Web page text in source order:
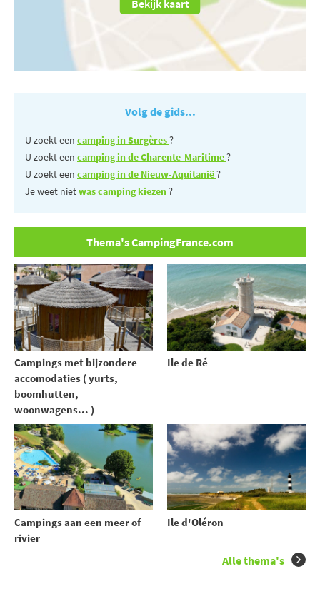
Bekijk kaart
Volg de gids...
U zoekt een camping in Surgères?
U zoekt een camping in de Charente-Maritime?
U zoekt een camping in de Nieuw-Aquitanië?
Je weet nietwas camping kiezen?
Thema's CampingFrance.com
Campings met bijzondere
accomodaties ( yurts,
boomhutten,
woonwagens... )
Ile de Ré
Campings aan een meer of
rivier
Ile d'Oléron
Alle thema's